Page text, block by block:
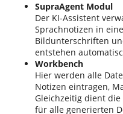
SupraAgent Modul
Der KI-Assistent
Sprachnotizen in
Bildunterschriften
entstehen
Workbench
Hier werden alle
Notizen eintragen,
Gleichzeitig dient
für alle generierten